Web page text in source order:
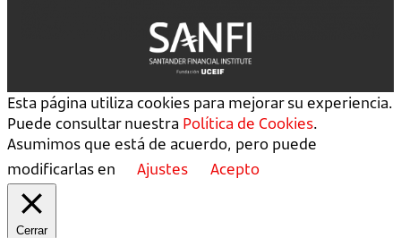
Esta página utiliza cookies para mejorar su experiencia.
Puede consultar nuestra Política de Cookies.
Asumimos que está de acuerdo, pero puede
modificarlas en
Ajustes Acepto
Cerrar